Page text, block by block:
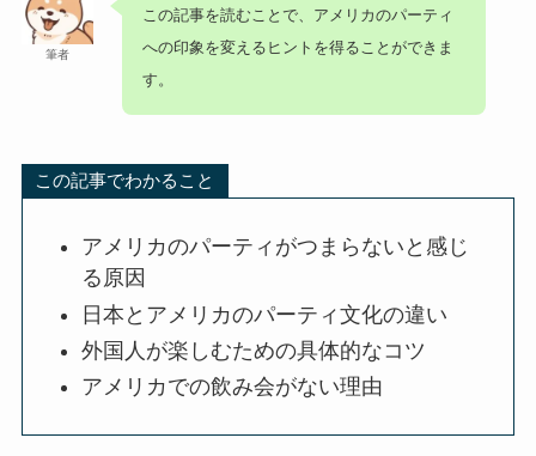
筆者
この記事を読むことで、アメリカのパーティ
への印象を変えるヒントを得ることができま
す。
この記事でわかること
アメリカのパーティがつまらないと感じ
る原因
日本とアメリカのパーティ文化の違い
外国人が楽しむための具体的なコツ
アメリカでの飲み会がない理由